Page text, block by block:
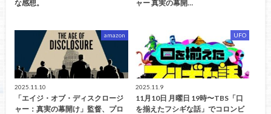
な感想。
ャー 真実の幕開…
amazon
2025.11.10
「エイジ・オブ・ディスクロージ
ャー：真実の幕開け」監督、プロ
UFO
2025.11.9
11月10日 月曜日 19時〜TBS「口
を揃えたフシギな話」でコロンビ